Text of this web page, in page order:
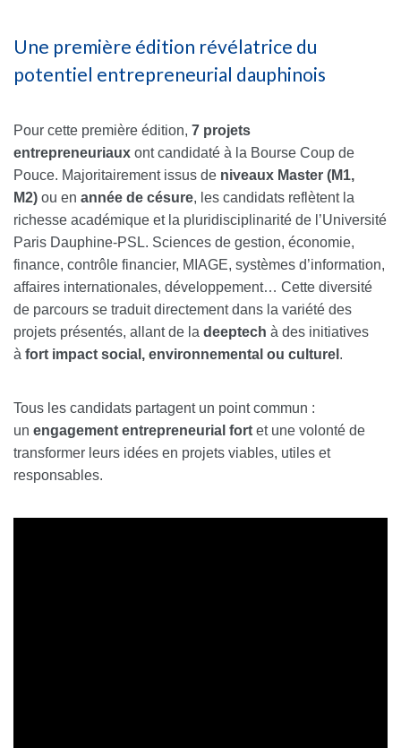
Une première édition révélatrice du
potentiel entrepreneurial dauphinois
Pour cette première édition, 7 projets
entrepreneuriaux ont candidaté à la Bourse Coup de
Pouce. Majoritairement issus de niveaux Master (M1,
M2) ou en année de césure, les candidats reflètent la
richesse académique et la pluridisciplinarité de l’Université
Paris Dauphine-PSL. Sciences de gestion, économie,
finance, contrôle financier, MIAGE, systèmes d’information,
affaires internationales, développement… Cette diversité
de parcours se traduit directement dans la variété des
projets présentés, allant de la deeptech à des initiatives
à fort impact social, environnemental ou culturel .
Tous les candidats partagent un point commun :
un engagement entrepreneurial fort et une volonté de
transformer leurs idées en projets viables, utiles et
responsables.